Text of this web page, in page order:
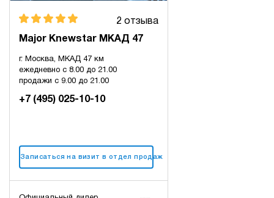
2 отзыва
Major Knewstar МКАД 47
г. Москва, МКАД 47 км
ежедневно с 8.00 до 21.00
продажи с 9.00 до 21.00
+7 (495) 025-10-10
Записаться на визит в отдел продаж